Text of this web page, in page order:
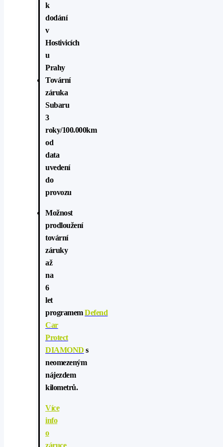
k
dodání
v
Hostivicích
u
Prahy
Tovární
záruka
Subaru
3
roky/100.000km
od
data
uvedení
do
provozu
Možnost
prodloužení
tovární
záruky
až
na
6
let
programemDefend
Car
Protect
DIAMOND s
neomezeným
nájezdem
kilometrů.
Více
info
o
záruce